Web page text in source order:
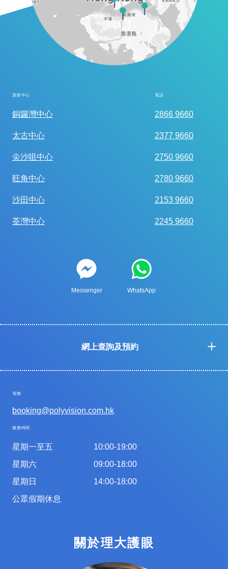
護眼中心 電話
銅鑼灣中心 2866 9660
太古中心 2377 9660
尖沙咀中心 2750 9660
旺角中心 2780 9660
沙田中心 2153 9660
荃灣中心 2245 9660
Messenger WhatsApp
網上查詢及預約
電郵
booking@polyvision.com.hk
服務時間
星期一至五
星期六
星期日
公眾假期休息
10:00-19:00
09:00-18:00
14:00-18:00
關於理大護眼